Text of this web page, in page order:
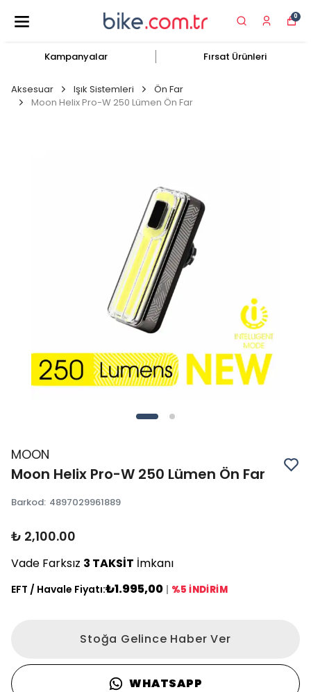
0
Kampanyalar Fırsat Ürünleri
Aksesuar Işık Sistemleri
Ön Far
Moon Helix Pro-W 250 Lümen Ön Far
MOON
Moon Helix Pro-W 250 Lümen Ön Far
Barkod: 4897029961889
₺ 2,100.00
Vade Farksız 3 TAKSİT İmkanı
EFT / Havale Fiyatı:₺1.995,00 | %5 İNDİRİM
Stoğa Gelince Haber Ver
WHATSAPP